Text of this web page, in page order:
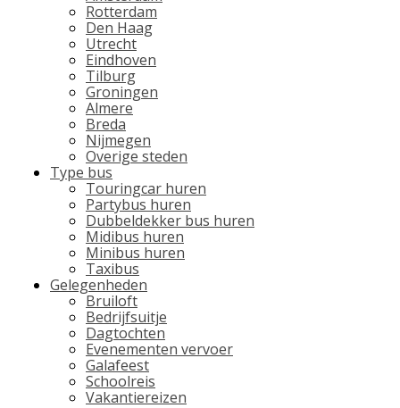
Rotterdam
Den Haag
Utrecht
Eindhoven
Tilburg
Groningen
Almere
Breda
Nijmegen
Overige steden
Type bus
Touringcar huren
Partybus huren
Dubbeldekker bus huren
Midibus huren
Minibus huren
Taxibus
Gelegenheden
Bruiloft
Bedrijfsuitje
Dagtochten
Evenementen vervoer
Galafeest
Schoolreis
Vakantiereizen